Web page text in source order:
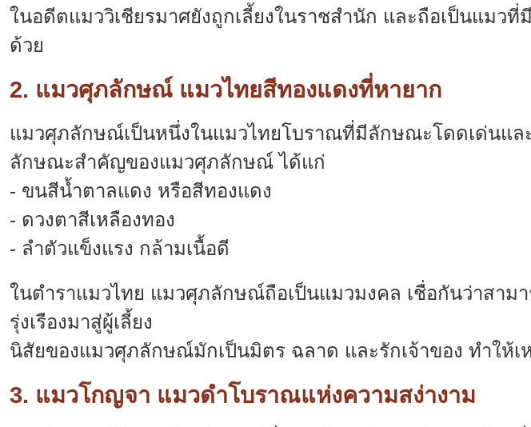
ในอดีตแมววิเชียรมาศยังถูกเลี้ยงในราชสำนัก และถือเป็นแมว
ด้วย
2. แมวศุภลักษณ์ แมวไทยสีทองแดงที่หายาก
แมวศุภลักษณ์เป็นหนึ่งในแมวไทยโบราณที่มีลักษณะโดดเด่นแล
ลักษณะสำคัญของแมวศุภลักษณ์ ได้แก่
- ขนสีน้ำตาลแดง หรือสีทองแดง
- ดวงตาสีเหลืองทอง
- ลำตัวแข็งแรง กล้ามเนื้อดี
ในตำราแมวไทย แมวศุภลักษณ์ถือเป็นแมวมงคล เชื่อกันว่าสาม
รุ่งเรืองมาสู่ผู้เลี้ยง
นิสัยของแมวศุภลักษณ์มักเป็นมิตร ฉลาด และรักเจ้าของ ทำให้เ
3. แมวโกญจา แมวดำโบราณแห่งความสง่างาม